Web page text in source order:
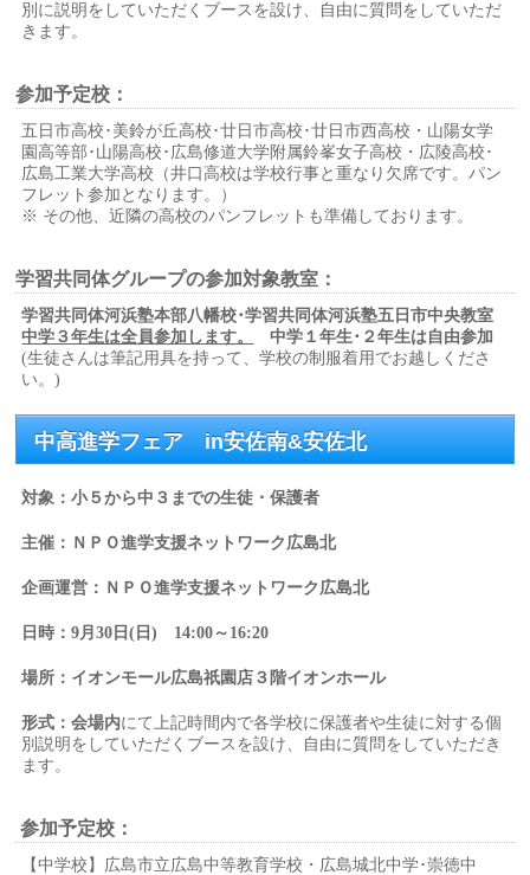
別に説明をしていただくブースを設け、自由に質問をしていただ
きます。
参加予定校 ：
五日市高校･美鈴が丘高校･廿日市高校･廿日市西高校・山陽女学
園高等部･山陽高校･広島修道大学附属鈴峯女子高校・広陵高校･
広島工業大学高校（井口高校は学校行事と重なり欠席です。パン
フレット参加となります。）
※ その他、近隣の高校のパンフレットも準備しております。
学習共同体グループの参加対象教室：
学習共同体河浜塾本部八幡校･学習共同体河浜塾五日市中央教室
中学３年生は全員参加します。
中学１年生･２年生は自由参加
(生徒さんは筆記用具を持って、学校の制服着用でお越しくださ
い。)
中高進学フェア in安佐南&安佐北
対象：小５から中３までの生徒・保護者
主催：ＮＰＯ進学支援ネットワーク広島北
企画運営：ＮＰＯ進学支援ネットワーク広島北
日時：9月30日(日) 14:00～16:20
場所：イオンモール広島祇園店３階イオンホール
形式：会場内にて上記時間内で各学校に保護者や生徒に対する個
別説明をしていただくブースを設け、自由に質問をしていただき
ます。
参加予定校：
【中学校】広島市立広島中等教育学校・広島城北中学･崇徳中